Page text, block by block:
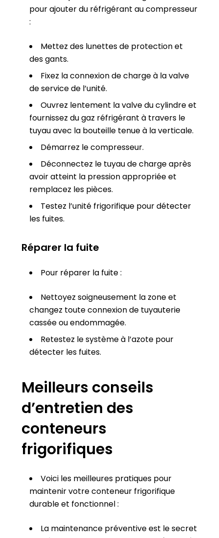
pour ajouter du réfrigérant au compresseur
:
Mettez des lunettes de protection et
des gants.
Fixez la connexion de charge à la valve
de service de l’unité.
Ouvrez lentement la valve du cylindre et
fournissez du gaz réfrigérant à travers le
tuyau avec la bouteille tenue à la verticale.
Démarrez le compresseur.
Déconnectez le tuyau de charge après
avoir atteint la pression appropriée et
remplacez les pièces.
Testez l’unité frigorifique pour détecter
les fuites.
Réparer la fuite
Pour réparer la fuite :
Nettoyez soigneusement la zone et
changez toute connexion de tuyauterie
cassée ou endommagée.
Retestez le système à l’azote pour
détecter les fuites.
Meilleurs conseils
d’entretien des
conteneurs
frigorifiques
Voici les meilleures pratiques pour
maintenir votre conteneur frigorifique
durable et fonctionnel :
La maintenance préventive est le secret